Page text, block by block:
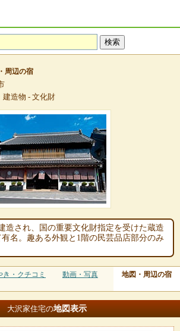
周辺の宿
建造物 - 文化財
造され、国の重要文化財指定を受けた蔵造
名。趣ある外観と1階の民芸品店部分のみ
き・クチコミ 動画・写真 地図・周辺の宿
大沢家住宅の地図表示